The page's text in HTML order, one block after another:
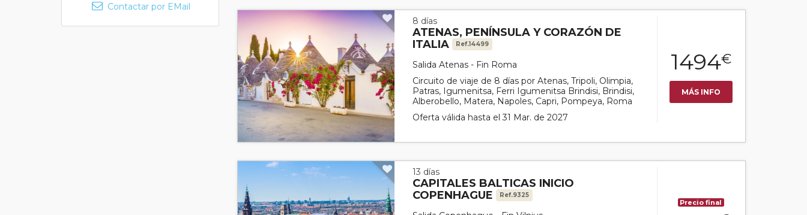
Contactar por EMail
8 días
ATENAS, PENÍNSULA Y CORAZÓN DE
ITALIA
Ref.14499
Salida Atenas - Fin Roma
Circuito de viaje de 8 días por Atenas, Tripoli, Olimpia,
Patras, Igumenitsa, Ferri Igumenitsa Brindisi, Brindisi,
Alberobello, Matera, Napoles, Capri, Pompeya, Roma
Oferta válida hasta el 31 Mar. de 2027
1494€
MÁS INFO
13 días
CAPITALES BALTICAS INICIO
COPENHAGUE
Ref.9325
Precio final